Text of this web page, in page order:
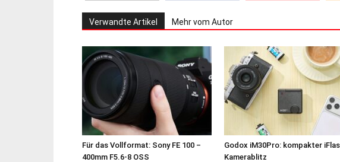
Verwandte Artikel Mehr vom Autor
Für das Vollformat: Sony FE 100 –
400mm F5.6-8 OSS
Godox iM30Pro: kompakter
Kamerablitz